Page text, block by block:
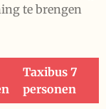
te brengen
Taxibus 7
personen